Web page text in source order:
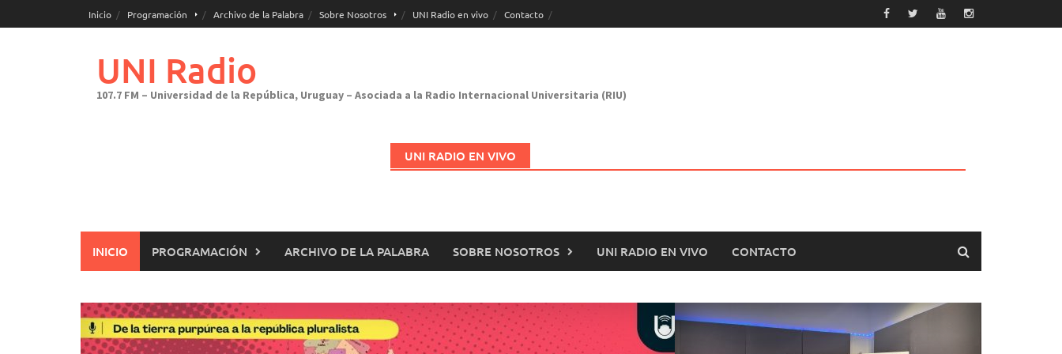
al
Inicio Programación Archivo de la Palabra Sobre Nosotros UNI Radio en vivo Contacto
UNI Radio
107.7 FM – Universidad de la República, Uruguay – Asociada a la Radio Internacional Universitaria (RIU)
UNI RADIO EN VIVO
INICIO PROGRAMACIÓN ARCHIVO DE LA PALABRA SOBRE NOSOTROS UNI RADIO EN VIVO CONTACTO